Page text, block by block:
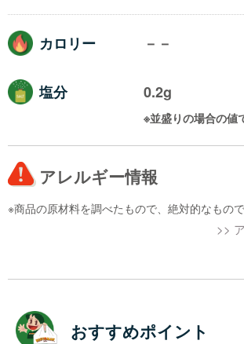
カロリー －－
塩分 0.2g
※並盛りの場合の値
アレルギー情報
※商品の原材料を調べたもので、絶対的なもので
>>
おすすめポイント